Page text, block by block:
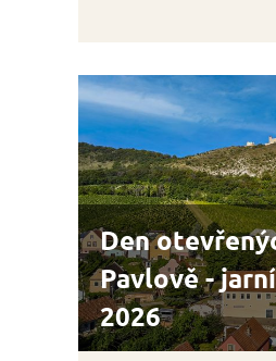
Den
Pavlově -
2026